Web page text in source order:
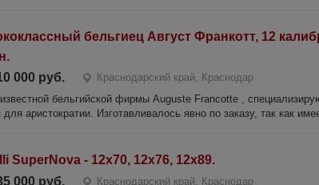
бельгиец Август Франкотт, 12
000 руб.
Краснодарский край, Краснодар
бельгийской фирмы Auguste Francotte ,
аристократии. Изготавливалось явно по заказу, так как
SuperNova - 12x70, 12x76, 12x89.
000 руб.
Краснодарский край, Краснодар